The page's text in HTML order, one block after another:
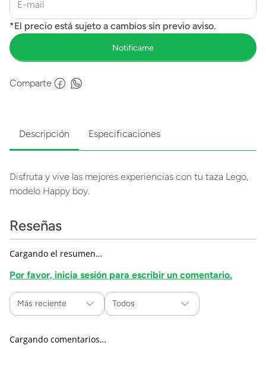
Comparte
Descripción Especificaciones
Disfruta y vive las mejores experiencias con tu taza Lego,
modelo Happy boy.
Reseñas
Cargando el resumen…
Por favor, inicia sesión para escribir un comentario.
Más reciente Todos
Cargando comentarios…